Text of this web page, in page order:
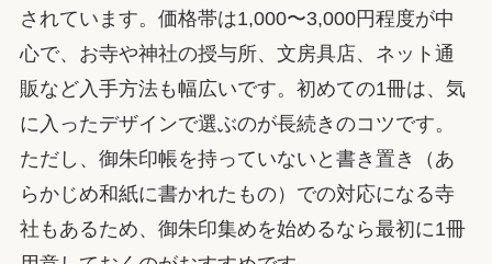
されています。価格帯は1,000〜3,000円程度が中
心で、お寺や神社の授与所、文房具店、ネット通
販など入手方法も幅広いです。初めての1冊は、気
に入ったデザインで選ぶのが長続きのコツです。
ただし、御朱印帳を持っていないと書き置き（あ
らかじめ和紙に書かれたもの）での対応になる寺
社もあるため、御朱印集めを始めるなら最初に1冊